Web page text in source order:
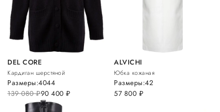
DEL CORE
Кардиган шерстяной
139 080руб.90 400 руб.
Размеры:4044
ALVICHI
Юбка кожаная
57 800 руб.
Размеры:42